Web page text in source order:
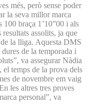
més, però sense poder
la seva millor marca
100 braça 1’10”00 i als
assolits, ja que
la lliga. Aquesta DMS
de la temporada i
va assegurar Nàdia
el temps de la prova dels
de novembre em vaig
les altres tres proves
personal”, va